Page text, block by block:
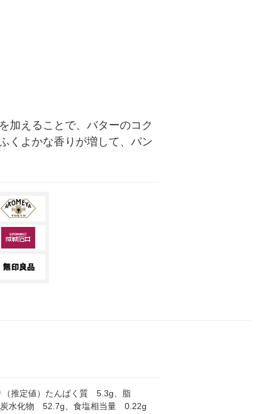
加えることで、バターのコク
くよかな香りが増して、パン
（推定値）たんぱく質 5.3g、脂
水化物 52.7g、食塩相当量 0.22g